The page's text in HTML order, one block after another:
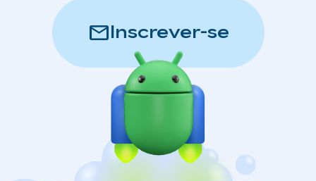
mailInscrever-se